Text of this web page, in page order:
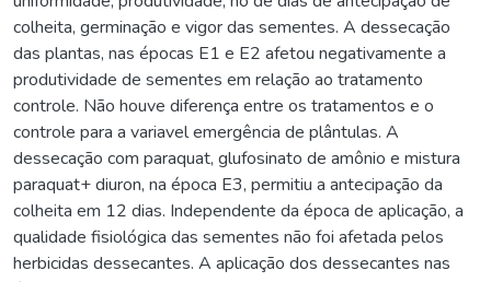
colheita, germinação e vigor das sementes. A dessecação
das plantas, nas épocas E1 e E2 afetou negativamente a
produtividade de sementes em relação ao tratamento
controle. Não houve diferença entre os tratamentos e o
controle para a variavel emergência de plântulas. A
dessecação com paraquat, glufosinato de amônio e mistura
paraquat+ diuron, na época E3, permitiu a antecipação da
colheita em 12 dias. Independente da época de aplicação, a
qualidade fisiológica das sementes não foi afetada pelos
herbicidas dessecantes. A aplicação dos dessecantes nas